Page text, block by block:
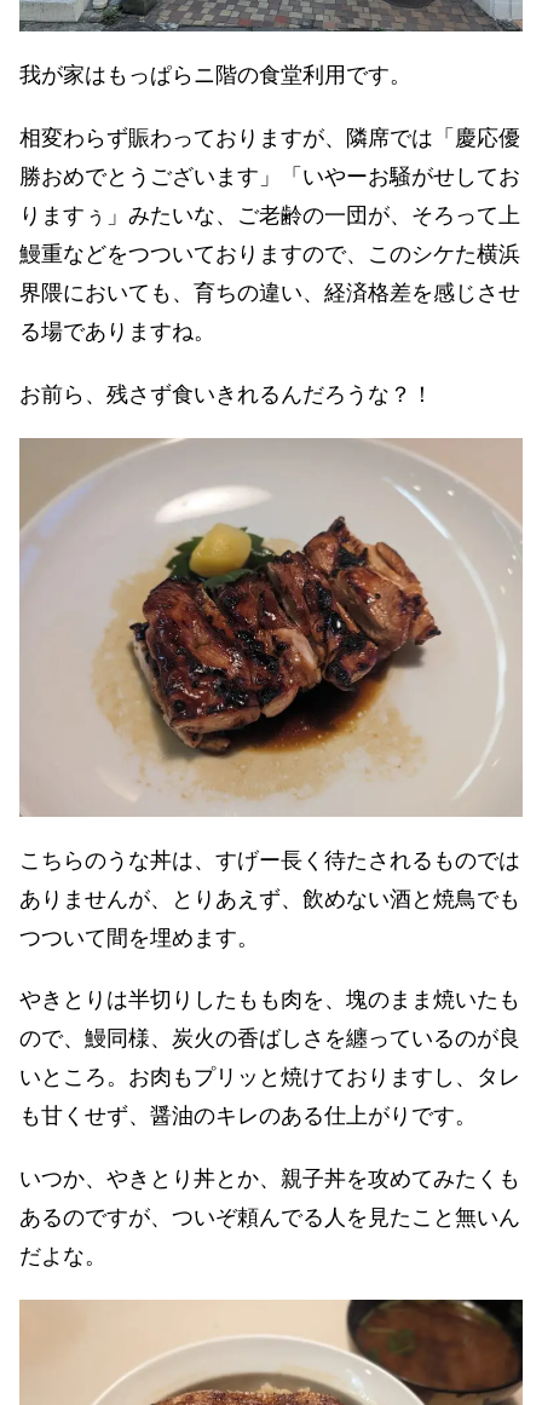
我が家はもっぱらニ階の食堂利用です。
相変わらず賑わっておりますが、隣席では「慶応優
勝おめでとうございます」「いやーお騒がせしてお
りますぅ」みたいな、ご老齢の一団が、そろって上
鰻重などをつついておりますので、このシケた横浜
界隈においても、育ちの違い、経済格差を感じさせ
る場でありますね。
お前ら、残さず食いきれるんだろうな？！
こちらのうな丼は、すげー長く待たされるものでは
ありませんが、とりあえず、飲めない酒と焼鳥でも
つついて間を埋めます。
やきとりは半切りしたもも肉を、塊のまま焼いたも
ので、鰻同様、炭火の香ばしさを纏っているのが良
いところ。お肉もプリッと焼けておりますし、タレ
も甘くせず、醤油のキレのある仕上がりです。
いつか、やきとり丼とか、親子丼を攻めてみたくも
あるのですが、ついぞ頼んでる人を見たこと無いん
だよな。